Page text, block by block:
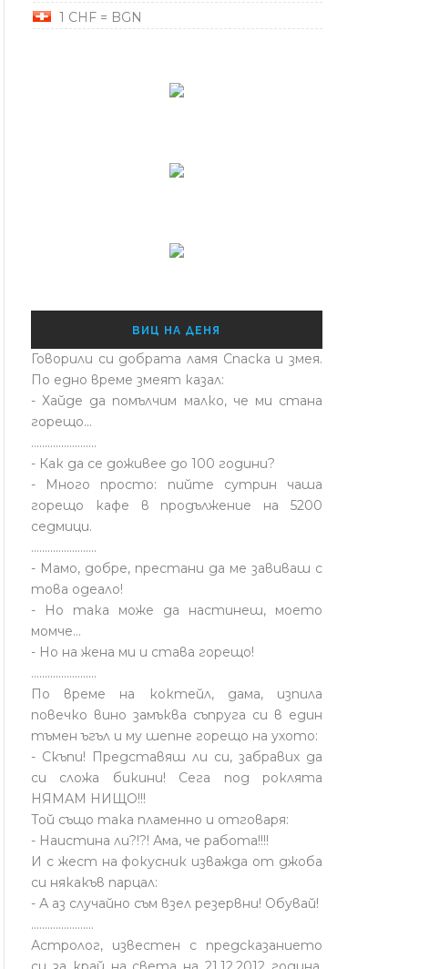
1 CHF = BGN
ВИЦ НА ДЕНЯ
Говорили си добрата ламя Спаска и змея.
По едно време змеят казал:
- Хайде да помълчим малко, че ми стана
горещо...
........................
- Как да се доживее до 100 години?
- Много просто: пийте сутрин чаша
горещо кафе в продължение на 5200
седмици.
........................
- Мамо, добре, престани да ме завиваш с
това одеало!
- Но така може да настинеш, моето
момче…
- Но на жена ми и става горещо!
........................
По време на коктейл, дама, изпила
повечко вино замъква съпруга си в един
тъмен ъгъл и му шепне горещо на ухото:
- Скъпи! Представяш ли си, забравих да
си сложа бикини! Сега под роклята
НЯМАМ НИЩО!!!
Той също така пламенно и отговаря:
- Наистина ли?!?! Ама, че работа!!!!
И с жест на фокусник изважда от джоба
си някакъв парцал:
- А аз случайно съм взел резервни! Обувай!
.......................
Астролог, известен с предсказанието